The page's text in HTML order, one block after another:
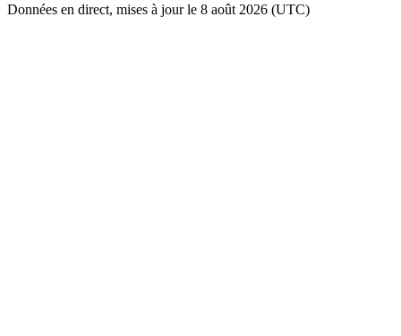
Données en direct, mises à jour le 8 août 2026 (UTC)